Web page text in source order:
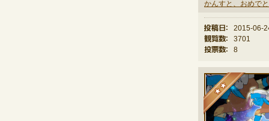
かんすと、おめで
投稿日：
2015-06-
観覧数：
3701
投票数：
8
★★